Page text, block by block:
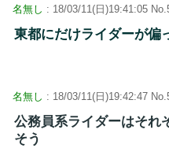
名無し : 18/03/11(日)19:41:05
東都にだけライダーが偏
名無し : 18/03/11(日)19:42:47
公務員系ライダーはそれ
そう